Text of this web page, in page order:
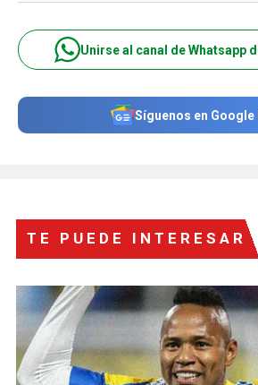
Unirse al canal de Whatsapp
Síguenos en Google
TE PUEDE INTERESAR